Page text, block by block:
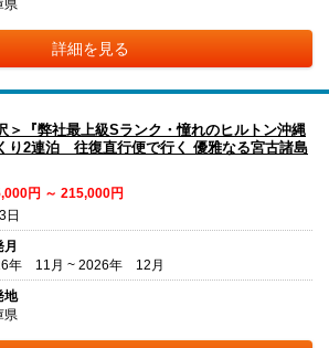
県
詳細を見る
＞『弊社最上級Sランク・憧れのヒルトン沖縄
り2連泊 往復直行便で行く 優雅なる宮古諸島
円 ～ 215,000円
日
年 11月 ~ 2026年 12月
地
県